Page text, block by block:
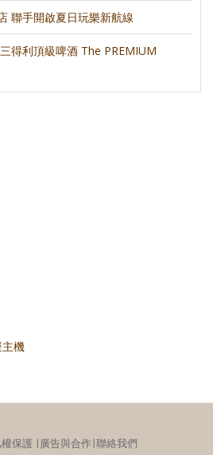
聯手開啟夏日玩樂新航線
得利頂級啤酒 The PREMIUM
主機
保護 ∣廣告與合作∣聯絡我們